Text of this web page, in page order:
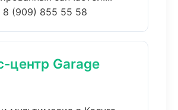
8 (909) 855 55 58
центр Garage